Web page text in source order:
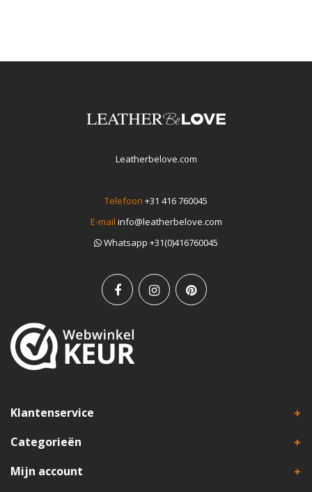
Leatherbelove.com
Telefoon +31 416 760045
E-mail info@leatherbelove.com
Whatsapp +31(0)416760045
Klantenservice
Categorieën
Mijn account